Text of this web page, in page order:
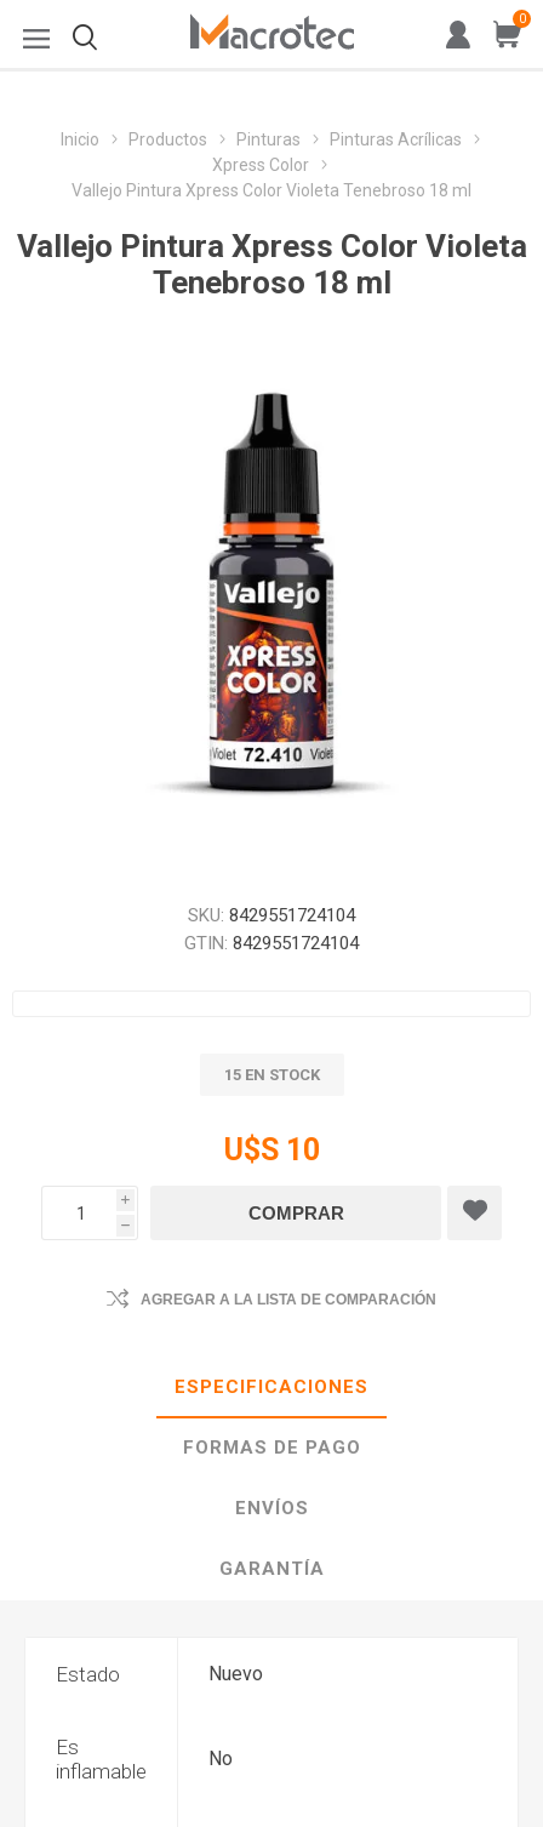
0
Inicio Productos Pinturas
Pinturas Acrílicas
Xpress Color
Vallejo Pintura Xpress Color Violeta Tenebroso 18 ml
Vallejo Pintura Xpress Color Violeta
Tenebroso 18 ml
SKU: 8429551724104
GTIN: 8429551724104
15 EN STOCK
U$S 10
i
h
AGREGAR A LA LISTA DE COMPARACIÓN
ESPECIFICACIONES
FORMAS DE PAGO
ENVÍOS
GARANTÍA
Estado Nuevo
Es
inflamable
No